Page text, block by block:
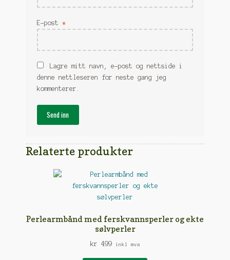
E-post *
Lagre mitt navn, e-post og nettside i
denne nettleseren for neste gang jeg
kommenterer.
Relaterte produkter
Perlearmbånd med ferskvannsperler og ekte
sølvperler
kr 499 inkl mva